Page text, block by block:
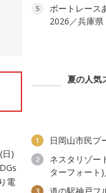
日)
電
5
ボートレース
2026／兵庫県
夏の人気
1 日岡山市民プ
2
ネスタリゾー
ターフォート
3